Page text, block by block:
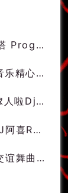
儿童歌曲 - 舒克贝塔(Dj贝塔 ProgHouse Rmx 2024) - 中文Remix 中文CLUB 华语Remix
Dj钢仔-国粤语LakHouse音乐精心制作2024偷心vs饿狼传说DJ串烧 - 慢摇串烧 超劲爆慢摇舞曲 慢嗨DJ串烧
龙猫组合-漂亮的姑娘就要嫁人啦Dj崔龙
凤凰传奇 - 高山槐花开（DJ阿喜Remix）
快四、开场舞曲［DJ］ - 交谊舞曲 交谊舞 交谊舞曲大全